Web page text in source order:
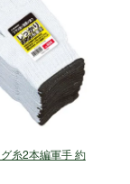
糸2本編軍手 約